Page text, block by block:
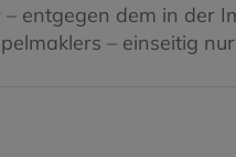
entgegen dem in der
– einseitig